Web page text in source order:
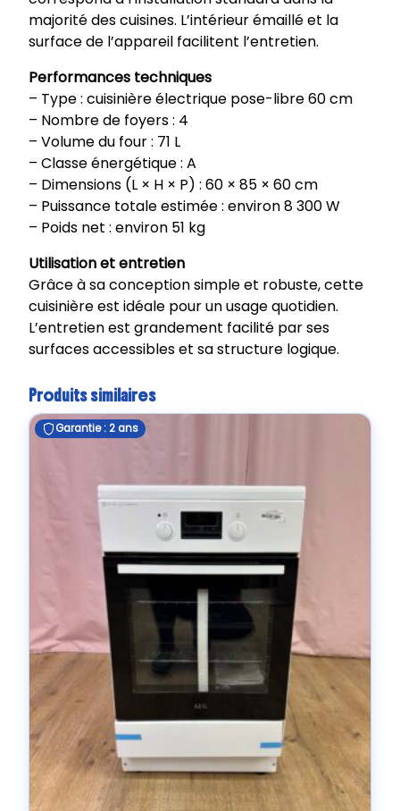
6
0
0
majorité des cuisines. L’intérieur émaillé et la
surface de l’appareil facilitent l’entretien.
Performances techniques
– Type : cuisinière électrique pose-libre 60 cm
– Nombre de foyers : 4
– Volume du four : 71 L
– Classe énergétique : A
– Dimensions (L × H × P) : 60 × 85 × 60 cm
– Puissance totale estimée : environ 8 300 W
– Poids net : environ 51 kg
Utilisation et entretien
Grâce à sa conception simple et robuste, cette
cuisinière est idéale pour un usage quotidien.
L’entretien est grandement facilité par ses
surfaces accessibles et sa structure logique.
Produits similaires
Garantie : 2 ans